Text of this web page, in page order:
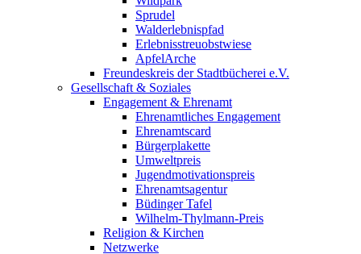
Sprudel
Walderlebnispfad
Erlebnisstreuobstwiese
ApfelArche
Freundeskreis der Stadtbücherei e.V.
Gesellschaft & Soziales
Engagement & Ehrenamt
Ehrenamtliches Engagement
Ehrenamtscard
Bürgerplakette
Umweltpreis
Jugendmotivationspreis
Ehrenamtsagentur
Büdinger Tafel
Wilhelm-Thylmann-Preis
Religion & Kirchen
Netzwerke